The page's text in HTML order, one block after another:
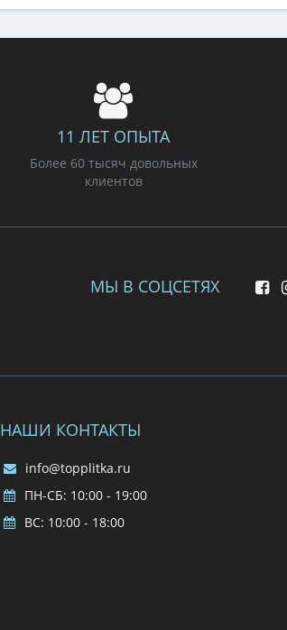
11 ЛЕТ ОПЫТА
Более 60 тысяч довольных
клиентов
МЫ В СОЦСЕТЯХ
НАШИ КОНТАКТЫ
info@topplitka.ru
ПН-СБ: 10:00 - 19:00
ВС: 10:00 - 18:00